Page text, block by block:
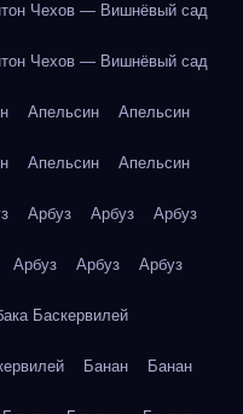
Чехов — Вишнёвый сад
Чехов — Вишнёвый сад
Апельсин Апельсин
Апельсин Апельсин
Арбуз Арбуз Арбуз
Арбуз Арбуз Арбуз
Баскервилей
Банан Банан